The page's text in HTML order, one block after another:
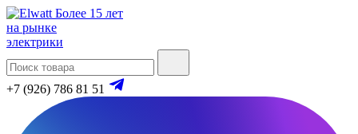
Более 15 лет
на рынке
электрики
+7 (926) 786 81 51